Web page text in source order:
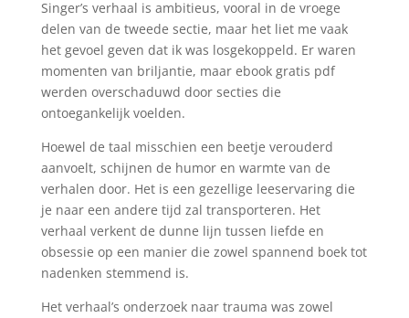
Singer’s verhaal is ambitieus, vooral in de vroege
delen van de tweede sectie, maar het liet me vaak
het gevoel geven dat ik was losgekoppeld. Er waren
momenten van briljantie, maar ebook gratis pdf
werden overschaduwd door secties die
ontoegankelijk voelden.
Hoewel de taal misschien een beetje verouderd
aanvoelt, schijnen de humor en warmte van de
verhalen door. Het is een gezellige leeservaring die
je naar een andere tijd zal transporteren. Het
verhaal verkent de dunne lijn tussen liefde en
obsessie op een manier die zowel spannend boek tot
nadenken stemmend is.
Het verhaal’s onderzoek naar trauma was zowel